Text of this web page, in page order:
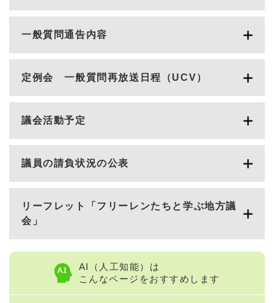
一般質問通告内容
定例会 一般質問再放送日程（UCV）
議会活動予定
議員の請負状況の公表
リーフレット「フリーレンたちと学ぶ地方議
会」
AI（人工知能）は
こんなページをおすすめします